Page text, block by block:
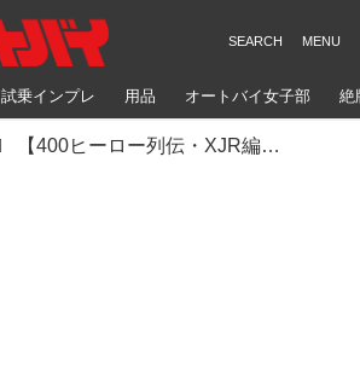
試乗インプレ 用品 オートバイ女子部 絶
【400ヒーロー列伝・XJR編】ヤマハ「XJR400R」（1996）「XJR400R II」（1996）